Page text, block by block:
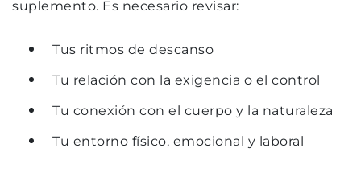
suplemento. Es necesario revisar:
Tus ritmos de descanso
Tu relación con la exigencia o el control
Tu conexión con el cuerpo y la naturaleza
Tu entorno físico, emocional y laboral